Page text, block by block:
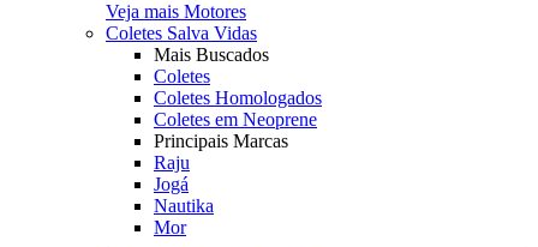
Veja mais Motores
Coletes Salva Vidas
Mais Buscados
Coletes
Coletes Homologados
Coletes em Neoprene
Principais Marcas
Raju
Jogá
Nautika
Mor